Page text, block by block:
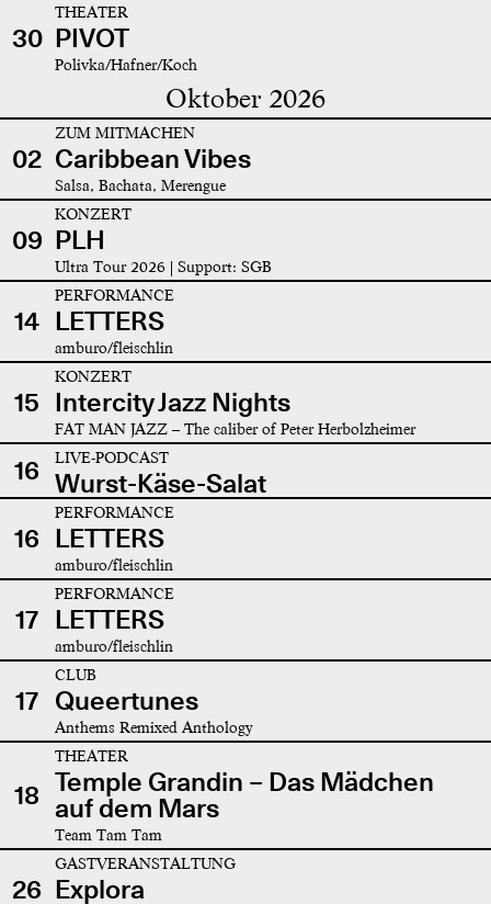
30
THEATER
PIVOT
Polivka/Hafner/Koch
Oktober 2026
02
ZUM MITMACHEN
Caribbean Vibes
Salsa, Bachata, Merengue
09
KONZERT
PLH
Ultra Tour 2026 | Support: SGB
14
PERFORMANCE
LETTERS
amburo/fleischlin
15
KONZERT
Intercity Jazz Nights
FAT MAN JAZZ – The caliber of Peter Herbolzheimer
16 LIVE-PODCAST
Wurst-Käse-Salat
16
PERFORMANCE
LETTERS
amburo/fleischlin
17
PERFORMANCE
LETTERS
amburo/fleischlin
17
CLUB
Queertunes
Anthems Remixed Anthology
18
THEATER
Temple Grandin – Das Mädchen
auf dem Mars
Team Tam Tam
26
GASTVERANSTALTUNG
Explora